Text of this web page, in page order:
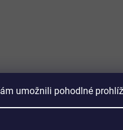
umožnili pohodlné